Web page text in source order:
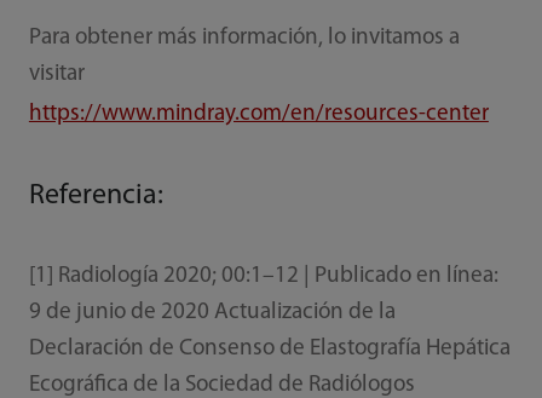
Para obtener más información, lo invitamos a
visitar
https://www.mindray.com/en/resources-center
Referencia:
[1] Radiología 2020; 00:1–12 | Publicado en línea:
9 de junio de 2020 Actualización de la
Declaración de Consenso de Elastografía Hepática
Ecográfica de la Sociedad de Radiólogos